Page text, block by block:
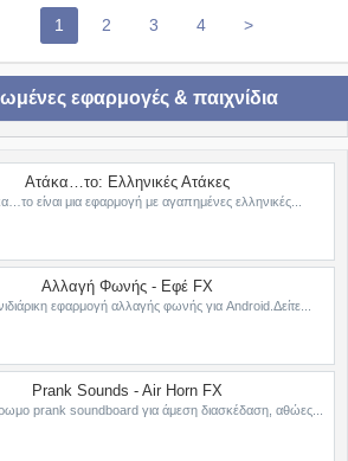
1 2 3 4 >
εφαρμογές & παιχνίδια
Ατάκα…το: Ελληνικές Ατάκες
είναι μια εφαρμογή με αγαπημένες ελληνικές...
Αλλαγή Φωνής - Εφέ FX
εφαρμογή αλλαγής φωνής για Android.Δείτε...
Prank Sounds - Air Horn FX
prank soundboard για άμεση διασκέδαση, αθώες...